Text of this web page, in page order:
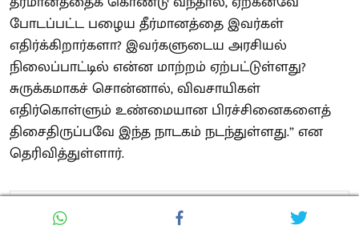
போடப்பட்ட பழைய தீர்மானத்தை இவர்கள்
எதிர்க்கிறார்களா? இவர்களுடைய அரசியல்
நிலைப்பாட்டில் என்ன மாற்றம் ஏற்பட்டுள்ளது?
சுருக்கமாகச் சொன்னால், விவசாயிகள்
எதிர்கொள்ளும் உண்மையான பிரச்சினைகளைத்
திசைதிருப்பவே இந்த நாடகம் நடந்துள்ளது.” என
தெரிவித்துள்ளார்.
Also Read